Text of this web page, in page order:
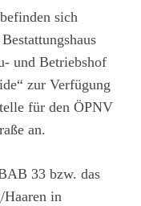
sich
und Betriebshof
zur Verfügung
für den ÖPNV
an.
33 bzw. das
Haaren in